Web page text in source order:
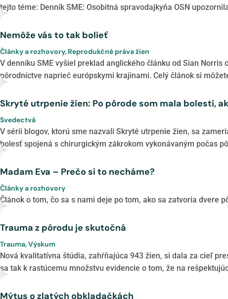
tejto téme: Denník SME: Osobitná spravodajkyňa OSN
Nemôže vás to tak bolieť
Články a rozhovory, Reprodukčné práva žien
V denníku SME vyšiel preklad anglického článku od Sian
pôrodníctve naprieč európskymi krajinami. Celý článok si
Skryté utrpenie žien: Po pôrode som mala bolesti,
Svedectvá
V sérii blogov, ktorú sme nazvali Skryté utrpenie žien, sa
bolesť spojená s chirurgickým zákrokom vykonávaným počas
Madam Eva – Prečo si to necháme?
Články a rozhovory
Článok o tom, čo sa s nami deje po tom, ako sa zatvoria dvere
Trauma z pôrodu je skutočná
Trauma,Výskum
Nová kvalitatívna štúdia, zahŕňajúca 943 žien, si dala za cieľ
sa tak k rastúcemu množstvu evidencie o tom, že na
Mýtus o zlatých obkladačkách